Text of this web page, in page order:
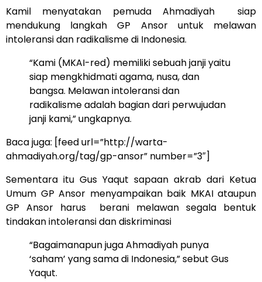
Kamil menyatakan pemuda Ahmadiyah siap
mendukung langkah GP Ansor untuk melawan
intoleransi dan radikalisme di Indonesia.
“Kami (MKAI-red) memiliki sebuah janji yaitu
siap mengkhidmati agama, nusa, dan
bangsa. Melawan intoleransi dan
radikalisme adalah bagian dari perwujudan
janji kami,” ungkapnya.
Baca juga: [feed url=”http://warta-
ahmadiyah.org/tag/gp-ansor” number=”3″]
Sementara itu Gus Yaqut sapaan akrab dari Ketua
Umum GP Ansor menyampaikan baik MKAI ataupun
GP Ansor harus berani melawan segala bentuk
tindakan intoleransi dan diskriminasi
“Bagaimanapun juga Ahmadiyah punya
‘saham’ yang sama di Indonesia,” sebut Gus
Yaqut.